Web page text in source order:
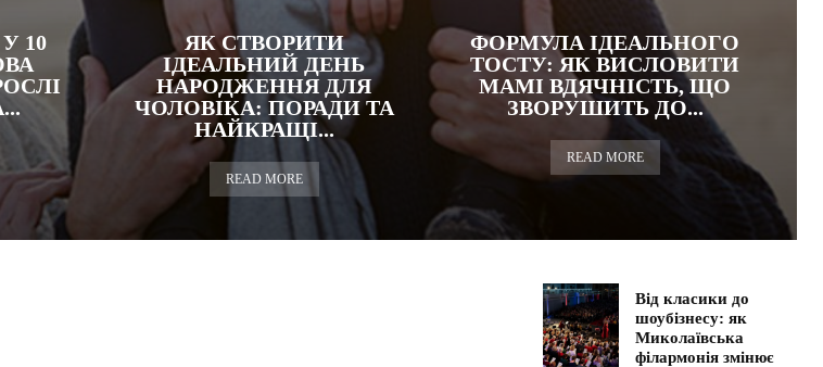
10
ЯК СТВОРИТИ
ІДЕАЛЬНИЙ ДЕНЬ
НАРОДЖЕННЯ ДЛЯ
ЧОЛОВІКА: ПОРАДИ ТА
НАЙКРАЩІ...
READ MORE
ФОРМУЛА ІДЕАЛЬНОГО
ТОСТУ: ЯК ВИСЛОВИТИ
МАМІ ВДЯЧНІСТЬ, ЩО
ЗВОРУШИТЬ ДО...
READ MORE
Від класики до
шоубізнесу: як
Миколаївська
філармонія змінює